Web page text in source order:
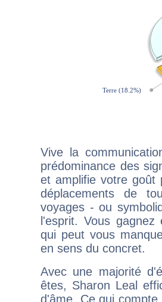
Vive la
prédominance des
et amplifie votre goût
déplacements de
voyages - ou
l'esprit. Vous
qui peut vous
en sens du concret.
Avec une majorité
êtes, Sharon Leal
d'âme. Ce qui